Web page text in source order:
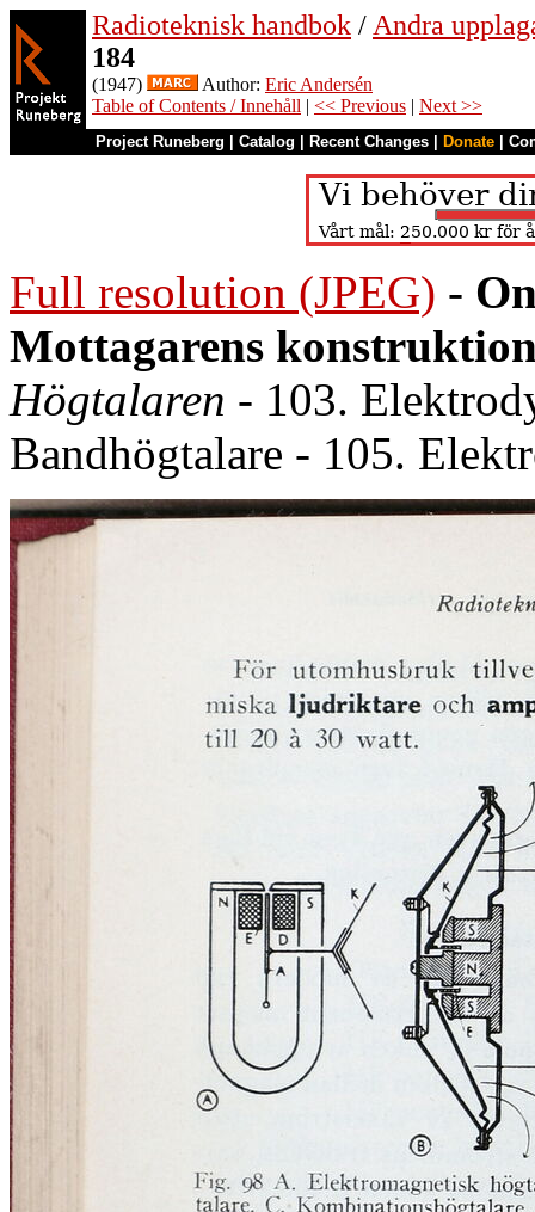
Radioteknisk handbok / Andra
184
(1947) Author: Eric Andersén
Table of Contents / Innehåll | << Previous | Next >>
Project Runeberg Catalog Recent Changes Donate
Full resolution (JPEG) -
Mottagarens
Högtalaren - 103.
Bandhögtalare - 105.